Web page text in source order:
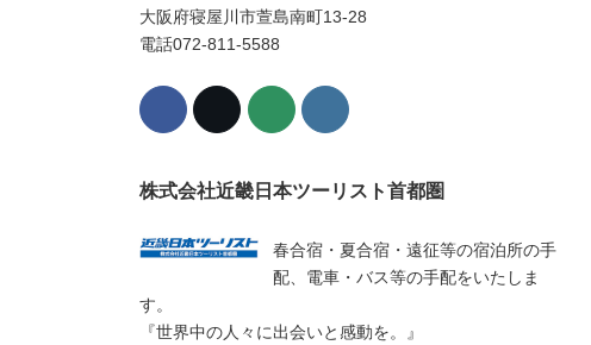
大阪府寝屋川市萱島南町13-28
電話072-811-5588
株式会社近畿日本ツーリスト首都圏
春合宿・夏合宿・遠征等の宿泊所の手
配、電車・バス等の手配をいたしま
す。
『世界中の人々に出会いと感動を。』